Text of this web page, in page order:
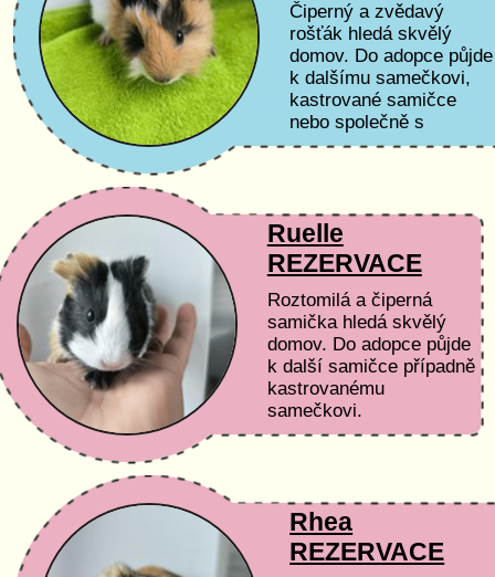
Čiperný a zvědavý
rošťák hledá skvělý
domov. Do adopce půjde
k dalšímu samečkovi,
kastrované samičce
nebo společně s
některým ze svých
Ruelle
REZERVACE
Roztomilá a čiperná
samička hledá skvělý
domov. Do adopce půjde
k další samičce případně
kastrovanému
samečkovi.
Rhea
REZERVACE